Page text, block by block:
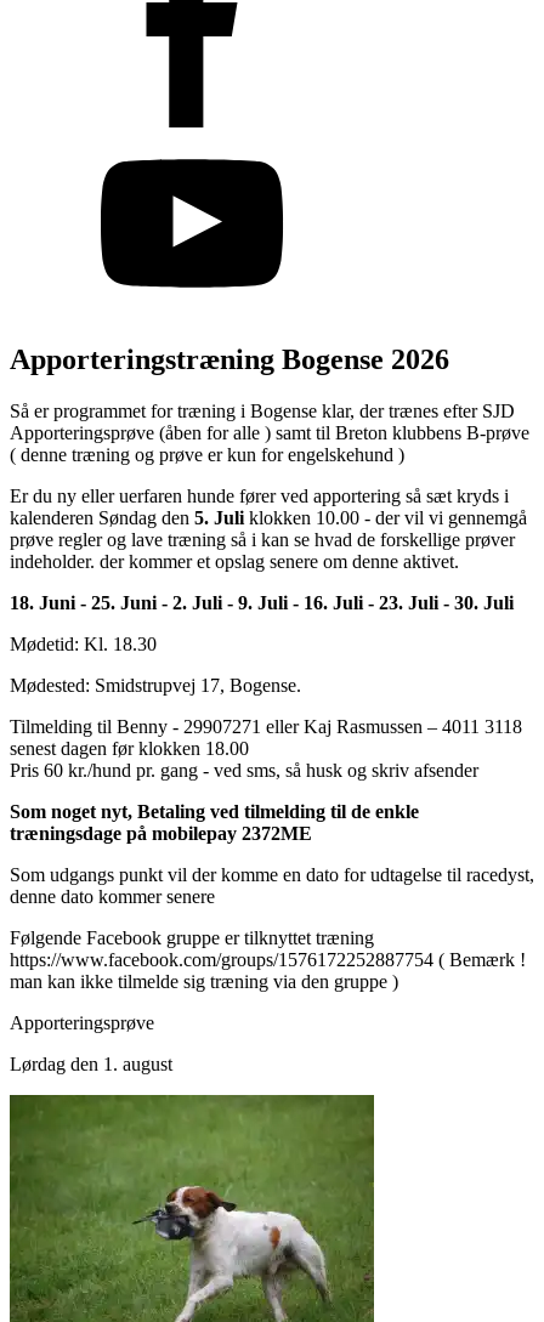
Apporteringstræning Bogense 2026
Så er programmet for træning i Bogense klar, der trænes efter SJD
Apporteringsprøve (åben for alle ) samt til Breton klubbens B-prøve
( denne træning og prøve er kun for engelskehund )
Er du ny eller uerfaren hunde fører ved apportering så sæt kryds i
kalenderen Søndag den 5. Juli klokken 10.00 - der vil vi gennemgå
prøve regler og lave træning så i kan se hvad de forskellige prøver
indeholder. der kommer et opslag senere om denne aktivet.
18. Juni - 25. Juni - 2. Juli - 9. Juli - 16. Juli - 23. Juli - 30. Juli
Mødetid: Kl. 18.30
Mødested: Smidstrupvej 17, Bogense.
Tilmelding til Benny - 29907271 eller Kaj Rasmussen – 4011 3118
senest dagen før klokken 18.00
Pris 60 kr./hund pr. gang - ved sms, så husk og skriv afsender
Som noget nyt, Betaling ved tilmelding til de enkle
træningsdage på mobilepay 2372ME
Som udgangs punkt vil der komme en dato for udtagelse til racedyst,
denne dato kommer senere
Følgende Facebook gruppe er tilknyttet træning
https://www.facebook.com/groups/1576172252887754 ( Bemærk !
man kan ikke tilmelde sig træning via den gruppe )
Apporteringsprøve
Lørdag den 1. august